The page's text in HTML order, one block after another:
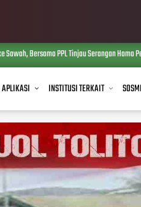
PPL Tinjau Serangan Hama
APLIKASI INSTITUSI TERKAIT